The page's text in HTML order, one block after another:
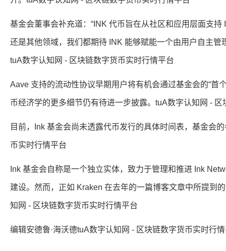
基金会董事会补充道：“INK 代币旨在从社区和应用层面支
还是其他领域，我们都期待 INK 能够赋能一个由用户自主
tuA数字认知网 - 区块链数字货币实时行情平台
Aave 支持的流动性协议早期用户将有机会通过基金会的“首
币经济学的更多细节仍有待进一步披露。tuA数字认知网 -
目前，Ink 基金会尚未透露代币发行的具体时间表，基金会
币实时行情平台
Ink 基金会自称是一个独立实体，致力于管理和推进 Ink
建设。然而，正如 Kraken 在去年的一篇博客文章中所提到
知网 - 区块链数字货币实时行情平台
编辑安德鲁·海沃德tuA数字认知网 - 区块链数字货币实时行